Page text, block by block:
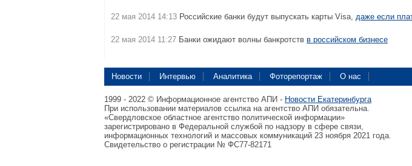
22 мая 2014 14:13 Российские банки будут выпускать карты Visa, даже если
22 мая 2014 11:27 Банки ожидают волны банкротств в российском бизнесе
Новости Интервью Аналитика Фоторепортаж О нас
1999 - 2022 © Информационное агентство АПИ - Новости Екатеринбурга
При использовании материалов ссылка на агентство АПИ обязательна.
«Свердловское областное агентство политической информации»
зарегистрировано в Федеральной службой по надзору в сфере связи,
информационных технологий и массовых коммуникаций 23 ноября 2021 года.
Свидетельство о регистрации № ФС77-82171